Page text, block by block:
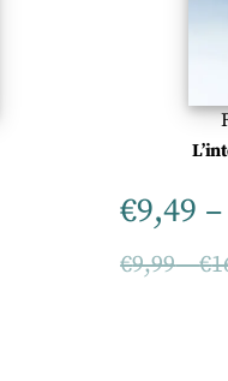
€9,49
€9,99–€